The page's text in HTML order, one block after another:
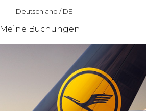
Deutschland /DE
Meine Buchungen